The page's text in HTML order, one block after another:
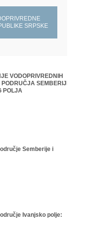
SRPSKE
VODOPRIVREDNIH
SEMBERIJE,
POLJA
Semberije i
Ivanjsko polje: